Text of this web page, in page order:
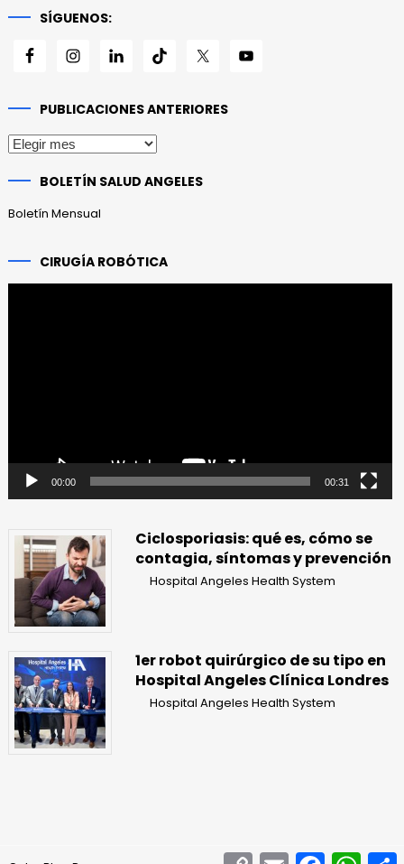
SÍGUENOS:
PUBLICACIONES ANTERIORES
Publicaciones
BOLETÍN SALUD ANGELES
Boletín Mensual
CIRUGÍA ROBÓTICA
00:00 00:31
Ciclosporiasis: qué es, cómo se
contagia, síntomas y prevención
Hospital Angeles Health System
1er robot quirúrgico de su tipo en
Hospital Angeles Clínica Londres
Hospital Angeles Health System
Copy Email Facebook